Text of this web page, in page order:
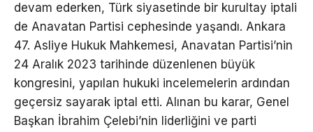
devam ederken, Türk siyasetinde bir kurultay iptali
de Anavatan Partisi cephesinde yaşandı. Ankara
47. Asliye Hukuk Mahkemesi, Anavatan Partisi’nin
24 Aralık 2023 tarihinde düzenlenen büyük
kongresini, yapılan hukuki incelemelerin ardından
geçersiz sayarak iptal etti. Alınan bu karar, Genel
Başkan İbrahim Çelebi’nin liderliğini ve parti